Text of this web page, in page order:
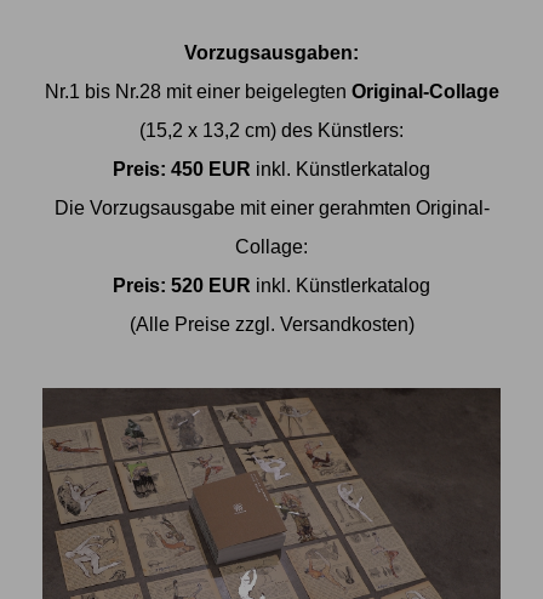
Vorzugsausgaben:
Nr.1 bis Nr.28 mit einer beigelegten Original-Collage
(15,2 x 13,2 cm) des Künstlers:
Preis: 450 EUR inkl. Künstlerkatalog
Die Vorzugsausgabe mit einer gerahmten Original-
Collage:
Preis: 520 EUR inkl. Künstlerkatalog
(Alle Preise zzgl. Versandkosten)